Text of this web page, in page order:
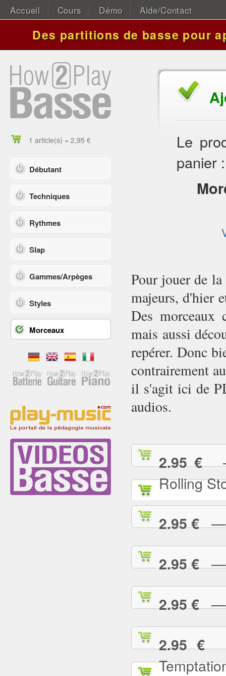
Accueil Cours Démo Aide/Contact
Des partitions de basse pour
1 article(s) = 2,95 €
Débutant
Techniques
Rythmes
Slap
Gammes/Arpèges
Styles
Morceaux
Le
panier :
Pour jouer de la
majeurs, d'hier
Des morceaux
mais aussi
repérer. Donc
contrairement
il s'agit ici de
audios.
2.95 €—
Rolling
2.95 €—
2.95 €—
2.95 €—
2.95 €—